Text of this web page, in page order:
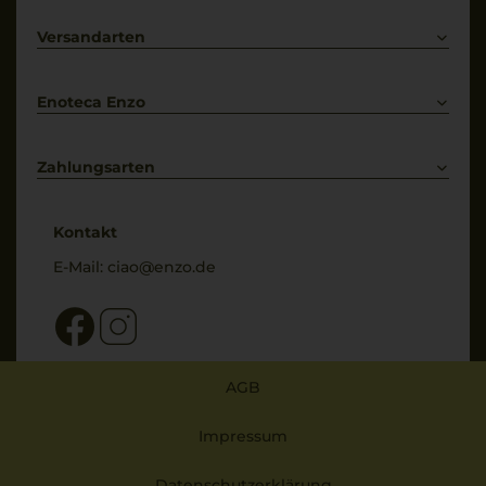
Schutzatmosphäre
Kontakt
Versandarten
Enoteca Enzo
Bewertungs-Richtlinien
Zahlungsarten
Kontakt
E-Mail: ciao@enzo.de
AGB
Impressum